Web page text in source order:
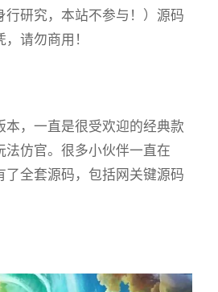
行研究，本站不参与！）源码
请勿商用！
本，一直是很受欢迎的经典款
法仿官。很多小伙伴一直在
了全套源码，包括网关键源码